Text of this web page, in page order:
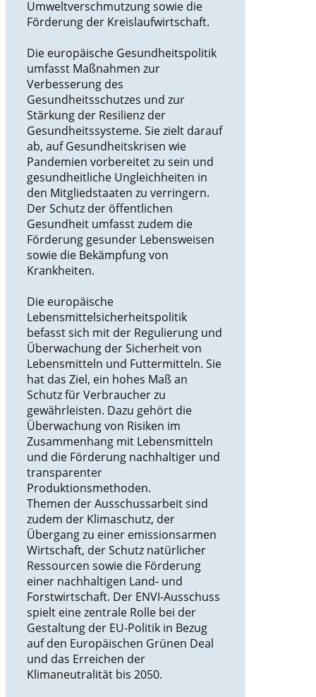
Umweltverschmutzung sowie die
Förderung der Kreislaufwirtschaft.
Die europäische Gesundheitspolitik
umfasst Maßnahmen zur
Verbesserung des
Gesundheitsschutzes und zur
Stärkung der Resilienz der
Gesundheitssysteme. Sie zielt darauf
ab, auf Gesundheitskrisen wie
Pandemien vorbereitet zu sein und
gesundheitliche Ungleichheiten in
den Mitgliedstaaten zu verringern.
Der Schutz der öffentlichen
Gesundheit umfasst zudem die
Förderung gesunder Lebensweisen
sowie die Bekämpfung von
Krankheiten.
Die europäische
Lebensmittelsicherheitspolitik
befasst sich mit der Regulierung und
Überwachung der Sicherheit von
Lebensmitteln und Futtermitteln. Sie
hat das Ziel, ein hohes Maß an
Schutz für Verbraucher zu
gewährleisten. Dazu gehört die
Überwachung von Risiken im
Zusammenhang mit Lebensmitteln
und die Förderung nachhaltiger und
transparenter
Produktionsmethoden.
Themen der Ausschussarbeit sind
zudem der Klimaschutz, der
Übergang zu einer emissionsarmen
Wirtschaft, der Schutz natürlicher
Ressourcen sowie die Förderung
einer nachhaltigen Land- und
Forstwirtschaft. Der ENVI-Ausschuss
spielt eine zentrale Rolle bei der
Gestaltung der EU-Politik in Bezug
auf den Europäischen Grünen Deal
und das Erreichen der
Klimaneutralität bis 2050.